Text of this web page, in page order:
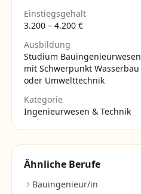
Einstiegsgehalt
3.200 – 4.200 €
Ausbildung
Studium Bauingenieurwesen
mit Schwerpunkt Wasserbau
oder Umwelttechnik
Kategorie
Ingenieurwesen & Technik
Ähnliche Berufe
Bauingenieur/in